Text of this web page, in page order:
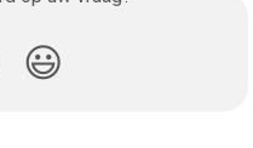
😃